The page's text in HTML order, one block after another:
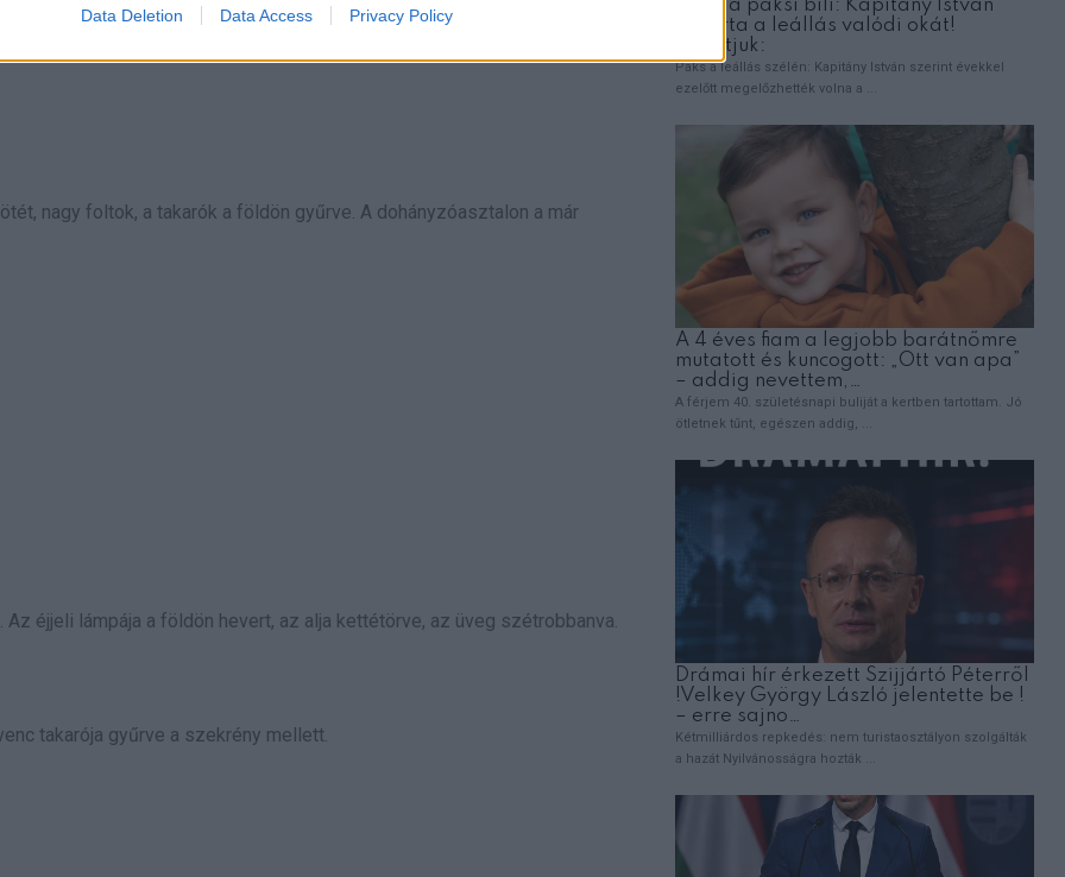
Data Deletion Data Access Privacy Policy
nagy foltok, a takarók a földön gyűrve. A dohányzóasztalon a már
éjjeli lámpája a földön hevert, az alja kettétörve, az üveg szétrobbanva.
takarója gyűrve a szekrény mellett.